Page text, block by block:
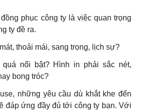
phục công ty là việc quan trọng
ty đề ra.
thoải mái, sang trọng, lịch sự?
quá nổi bật? Hình in phải sắc nét,
bong tróc?
những yêu cầu dù khắt khe đến
đáp ứng đầy đủ tới công ty bạn. Với